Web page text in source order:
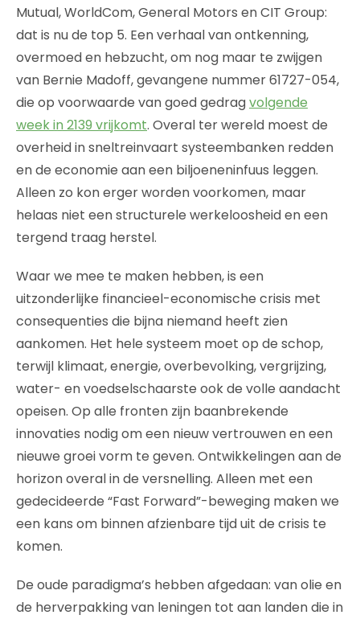
Mutual, WorldCom, General Motors en CIT Group:
dat is nu de top 5. Een verhaal van ontkenning,
overmoed en hebzucht, om nog maar te zwijgen
van Bernie Madoff, gevangene nummer 61727-054,
die op voorwaarde van goed gedragvolgende
week in 2139 vrijkomt. Overal ter wereld moest de
overheid in sneltreinvaart systeembanken redden
en de economie aan een biljoeneninfuus leggen.
Alleen zo kon erger worden voorkomen, maar
helaas niet een structurele werkeloosheid en een
tergend traag herstel.
Waar we mee te maken hebben, is een
uitzonderlijke financieel-economische crisis met
consequenties die bijna niemand heeft zien
aankomen. Het hele systeem moet op de schop,
terwijl klimaat, energie, overbevolking, vergrijzing,
water- en voedselschaarste ook de volle aandacht
opeisen. Op alle fronten zijn baanbrekende
innovaties nodig om een nieuw vertrouwen en een
nieuwe groei vorm te geven. Ontwikkelingen aan de
horizon overal in de versnelling. Alleen met een
gedecideerde “Fast Forward”-beweging maken we
een kans om binnen afzienbare tijd uit de crisis te
komen.
De oude paradigma’s hebben afgedaan: van olie en
de herverpakking van leningen tot aan landen die in